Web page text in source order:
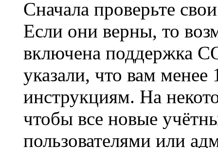
Сначала проверьте
Если они верны, то
включена поддержка
указали, что вам
инструкциям. На
чтобы все новые
пользователями или